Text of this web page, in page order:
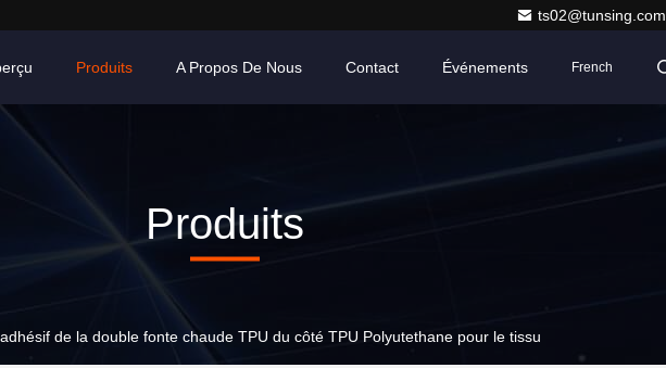
Produits A Propos De Nous Contact Événements French
Produits
de la double fonte chaude TPU du côté TPU Polyutethane pour le tissu